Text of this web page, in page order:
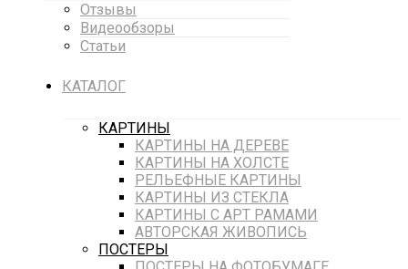
Отзывы
Видеообзоры
Статьи
КАТАЛОГ
КАРТИНЫ
КАРТИНЫ НА ДЕРЕВЕ
КАРТИНЫ НА ХОЛСТЕ
РЕЛЬЕФНЫЕ КАРТИНЫ
КАРТИНЫ ИЗ СТЕКЛА
КАРТИНЫ С АРТ РАМАМИ
АВТОРСКАЯ ЖИВОПИСЬ
ПОСТЕРЫ